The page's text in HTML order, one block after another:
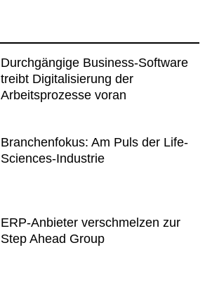
Durchgängige Business-Software
treibt Digitalisierung der
Arbeitsprozesse voran
Branchenfokus: Am Puls der Life-
Sciences-Industrie
ERP-Anbieter verschmelzen zur
Step Ahead Group